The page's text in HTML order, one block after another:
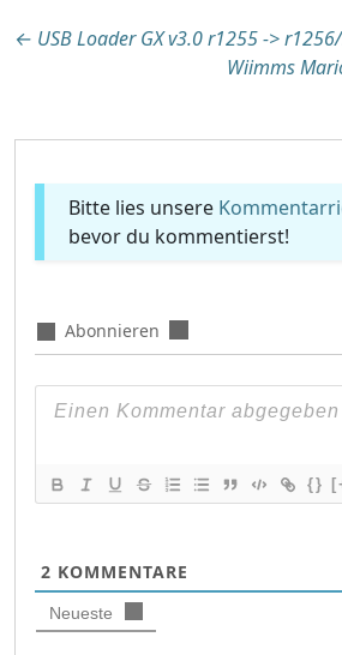
Beitragsnavigation
← USB Loader GX v3.0 r1255 ->
Wiimms
Bitte lies unsere
bevor du kommentierst!
Abonnieren
{}
2 KOMMENTARE
Neueste